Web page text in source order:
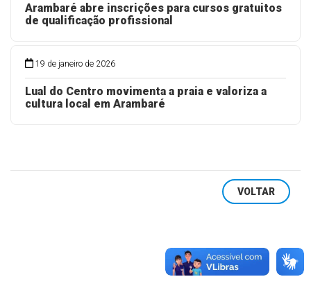
Arambaré abre inscrições para cursos gratuitos
de qualificação profissional
19 de janeiro de 2026
Lual do Centro movimenta a praia e valoriza a
cultura local em Arambaré
VOLTAR